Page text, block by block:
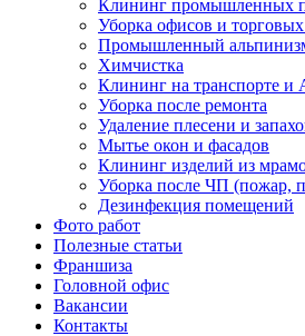
Клининг промышленных
Уборка офисов и
Промышленный
Химчистка
Клининг на транспорте и
Уборка после ремонта
Удаление плесени и
Мытье окон и фасадов
Клининг изделий из
Уборка после ЧП (пожар,
Дезинфекция помещений
Фото работ
Полезные статьи
Франшиза
Головной офис
Вакансии
Контакты